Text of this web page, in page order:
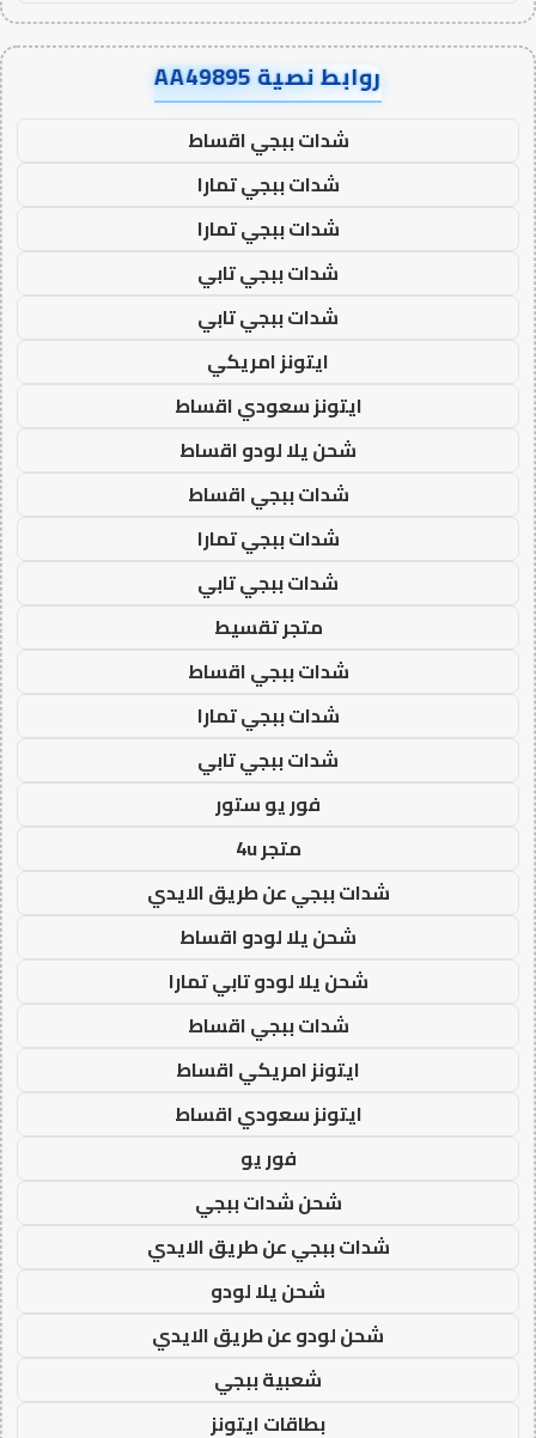
روابط نصية AA49895
شدات ببجي اقساط
شدات ببجي تمارا
شدات ببجي تمارا
شدات ببجي تابي
شدات ببجي تابي
ايتونز امريكي
ايتونز سعودي اقساط
شحن يلا لودو اقساط
شدات ببجي اقساط
شدات ببجي تمارا
شدات ببجي تابي
متجر تقسيط
شدات ببجي اقساط
شدات ببجي تمارا
شدات ببجي تابي
فور يو ستور
متجر 4u
شدات ببجي عن طريق الايدي
شحن يلا لودو اقساط
شحن يلا لودو تابي تمارا
شدات ببجي اقساط
ايتونز امريكي اقساط
ايتونز سعودي اقساط
فور يو
شحن شدات ببجي
شدات ببجي عن طريق الايدي
شحن يلا لودو
شحن لودو عن طريق الايدي
شعبية ببجي
بطاقات ايتونز